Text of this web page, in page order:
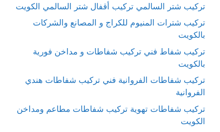
تركيب شتر السالمي تركيب أقفال شتر السالمي الكويت
تركيب شترات المنيوم للكراج و المصانع والشركات
بالكويت
تركيب شفاط فني تركيب شفاطات و مداخن فورية
بالكويت
تركيب شفاطات الفروانية فني تركيب شفاطات هندي
الفروانية
تركيب شفاطات تهوية تركيب شفاطات مطاعم ومداخن
الكويت